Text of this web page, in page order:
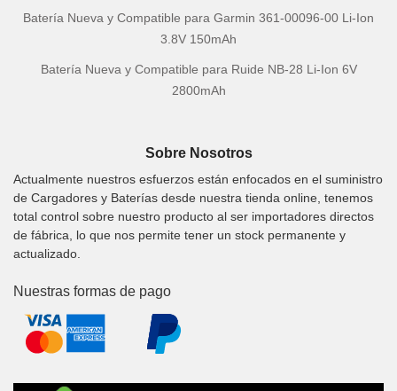
Batería Nueva y Compatible para Garmin 361-00096-00 Li-Ion
3.8V 150mAh
Batería Nueva y Compatible para Ruide NB-28 Li-Ion 6V
2800mAh
Sobre Nosotros
Actualmente nuestros esfuerzos están enfocados en el suministro
de Cargadores y Baterías desde nuestra tienda online, tenemos
total control sobre nuestro producto al ser importadores directos
de fábrica, lo que nos permite tener un stock permanente y
actualizado.
Nuestras formas de pago